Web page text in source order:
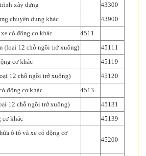
xây dựng
43300
chuyên dụng khác
43900
có động cơ khác
4511
(loại 12 chỗ ngồi trở xuống)
45111
cơ khác
45119
12 chỗ ngồi trở xuống)
45120
động cơ khác
4513
12 chỗ ngồi trở xuống)
45131
cơ khác 45139
ô tô và xe có động cơ
45200